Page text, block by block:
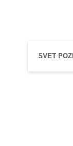
SVET